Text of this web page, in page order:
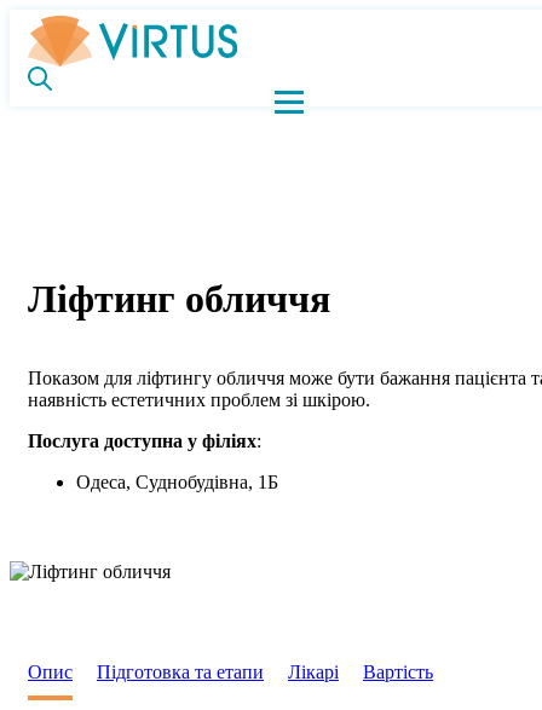
Ліфтинг обличчя
Показом для ліфтингу обличчя може бути бажання пацієнта
наявність естетичних проблем зі шкірою.
Послуга доступна у філіях:
Одеса, Суднобудівна, 1Б
Опис Підготовка та етапи Лікарі Вартість